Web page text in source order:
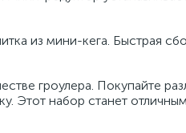
из мини-кега. Быстрая
гроулера. Покупайте
Этот набор станет